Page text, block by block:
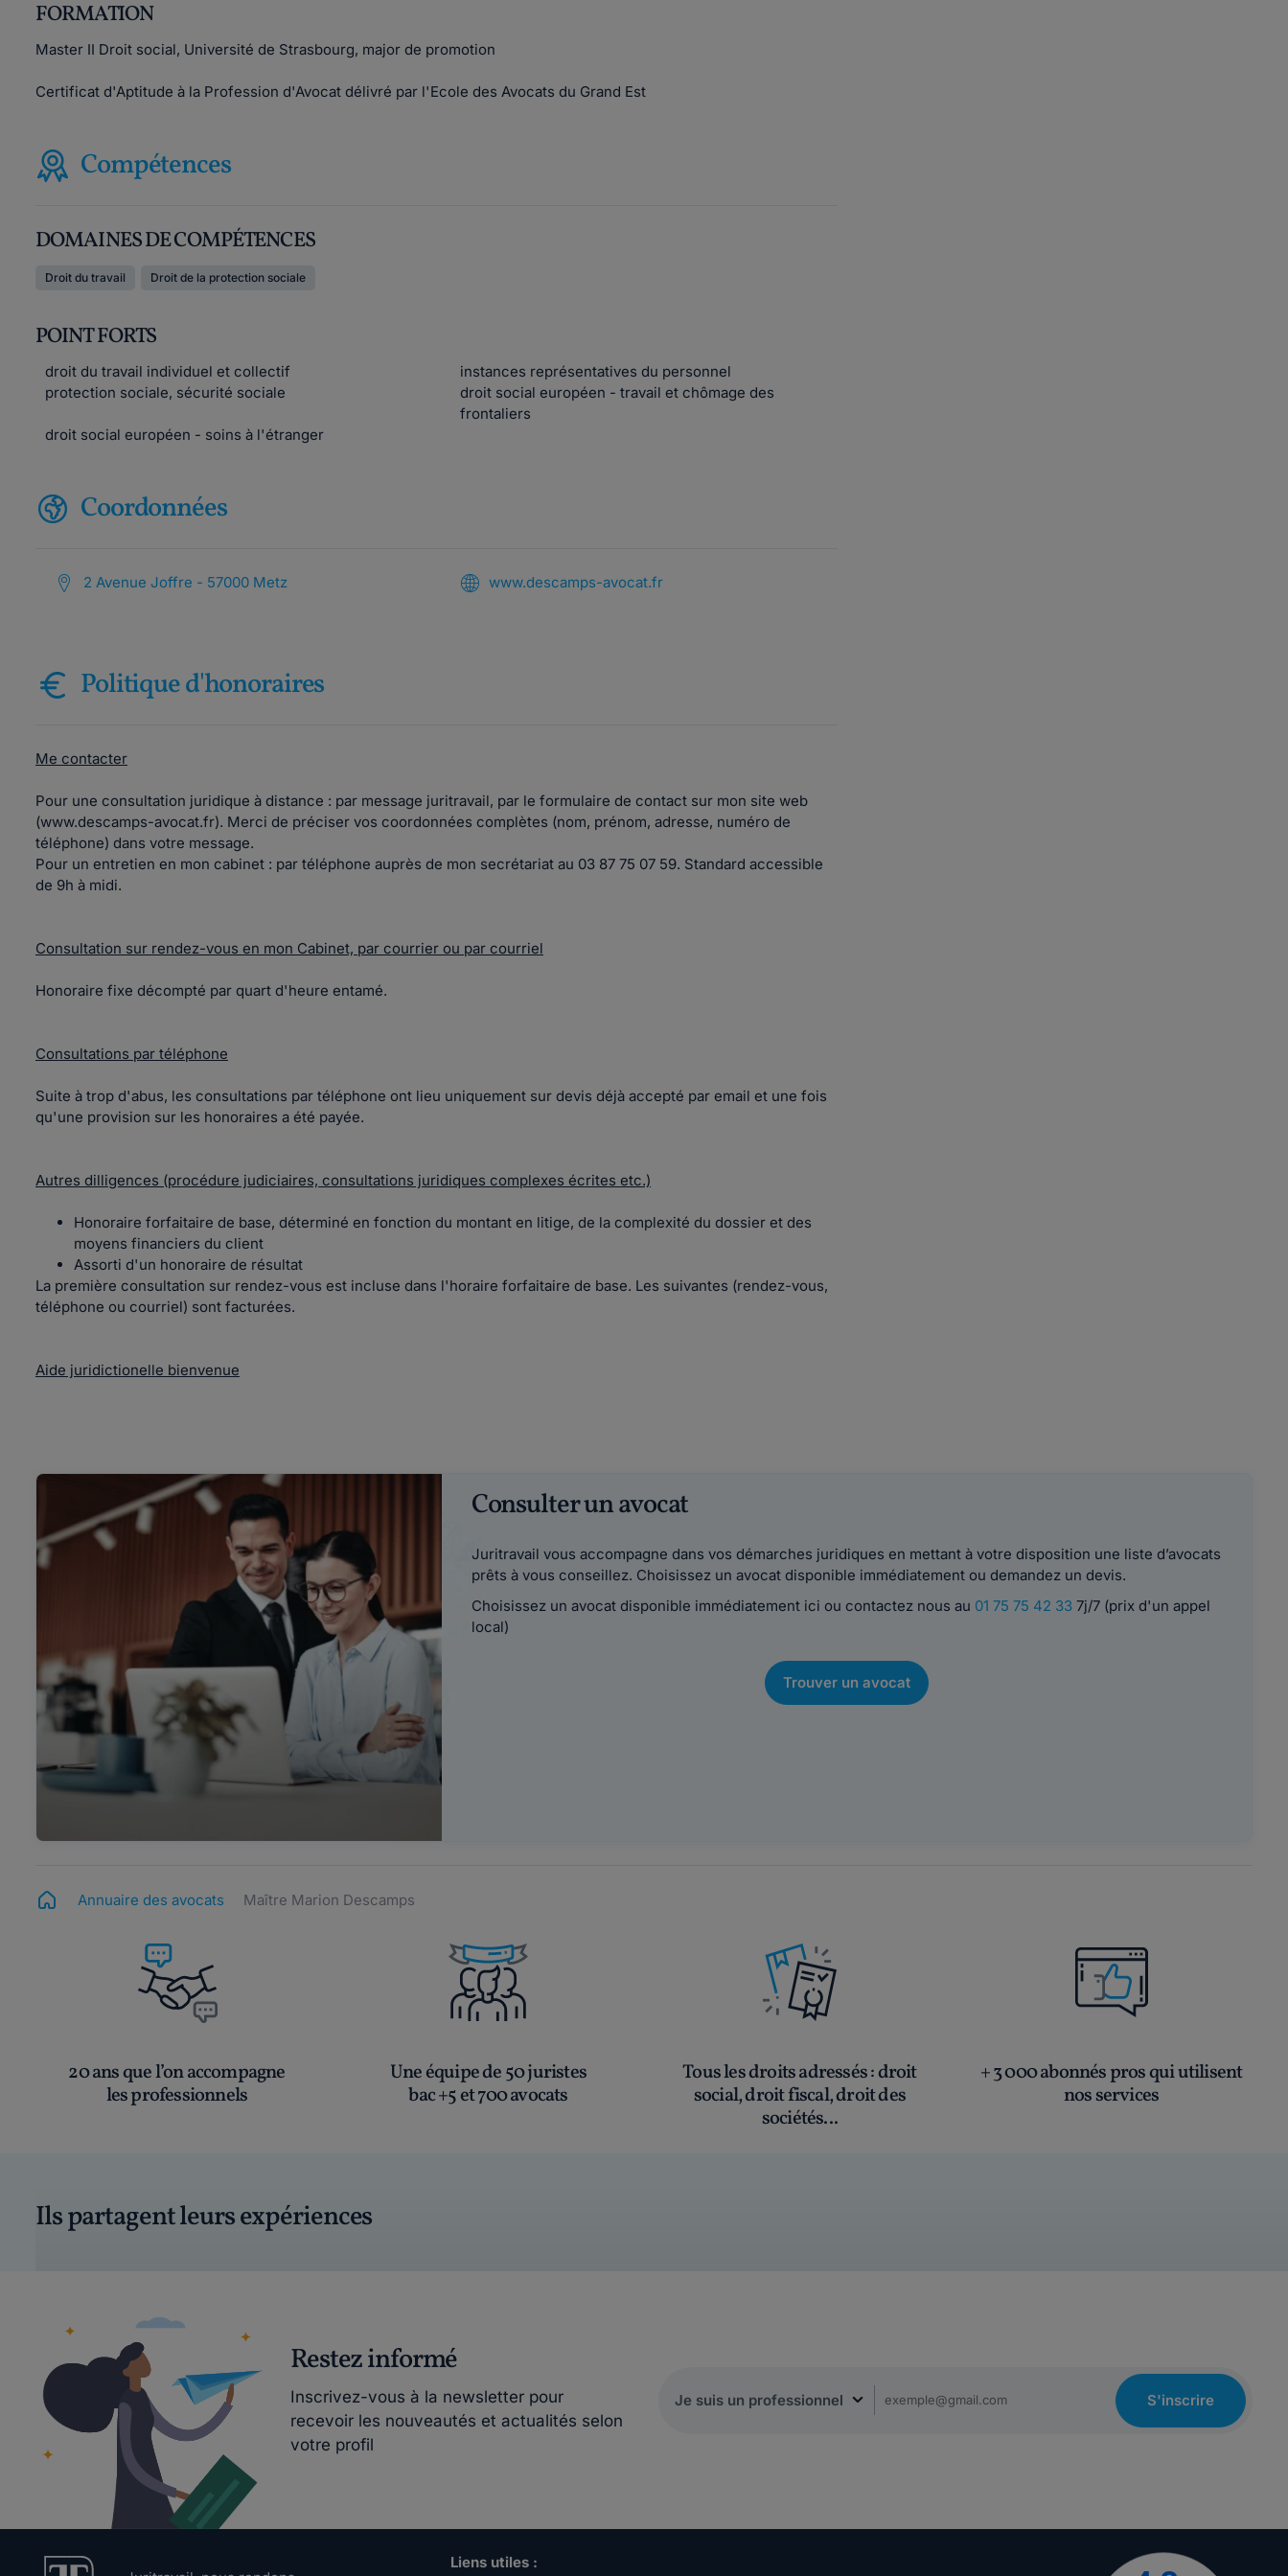
FORMATION
Master II Droit social, Université de Strasbourg, major de promotion
Certificat d'Aptitude à la Profession d'Avocat délivré par l'Ecole des Avocats du Grand Est
Compétences
DOMAINES DE COMPÉTENCES
Droit du travail Droit de la protection sociale
POINT FORTS
droit du travail individuel et collectif
instances représentatives du personnel
protection sociale, sécurité sociale
droit social européen - travail et chômage des
frontaliers
droit social européen - soins à l'étranger
Coordonnées
2 Avenue Joffre - 57000 Metz www.descamps-avocat.fr
Politique d'honoraires
Me contacter
Pour une consultation juridique à distance : par message juritravail, par le formulaire de contact sur mon site web
(www.descamps-avocat.fr). Merci de préciser vos coordonnées complètes (nom, prénom, adresse, numéro de
téléphone) dans votre message.
Pour un entretien en mon cabinet : par téléphone auprès de mon secrétariat au 03 87 75 07 59. Standard accessible
de 9h à midi.
Consultation sur rendez-vous en mon Cabinet, par courrier ou par courriel
Honoraire fixe décompté par quart d'heure entamé.
Consultations par téléphone
Suite à trop d'abus, les consultations par téléphone ont lieu uniquement sur devis déjà accepté par email et une fois
qu'une provision sur les honoraires a été payée.
Autres dilligences (procédure judiciaires, consultations juridiques complexes écrites etc.)
Honoraire forfaitaire de base, déterminé en fonction du montant en litige, de la complexité du dossier et des
moyens financiers du client
Assorti d'un honoraire de résultat
La première consultation sur rendez-vous est incluse dans l'horaire forfaitaire de base. Les suivantes (rendez-vous,
téléphone ou courriel) sont facturées.
Aide juridictionelle bienvenue
Consulter un avocat
Juritravail vous accompagne dans vos démarches juridiques en mettant à votre disposition une liste d’avocats
prêts à vous conseillez. Choisissez un avocat disponible immédiatement ou demandez un devis.
Choisissez un avocat disponible immédiatement ici ou contactez nous au 01 75 75 42 337j/7 (prix d'un appel
local)
Trouver un avocat
Annuaire des avocats Maître Marion Descamps
20 ans que l’on accompagne
les professionnels
Une équipe de 50 juristes
bac +5 et 700 avocats
Tous les droits adressés: droit
social, droit fiscal, droit des
sociétés...
+ 3 000 abonnés pros qui utilisent
nos services
Ils partagent leurs expériences
Restez informé
Inscrivez-vous à la newsletter pour
recevoir les nouveautés et actualités selon
votre profil
S'inscrire
Liens utiles :